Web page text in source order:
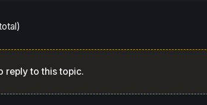
reply to this topic.